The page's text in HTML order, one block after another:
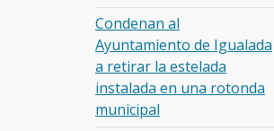
Condenan al
Ayuntamiento de Igualada
a retirar la estelada
instalada en una rotonda
municipal